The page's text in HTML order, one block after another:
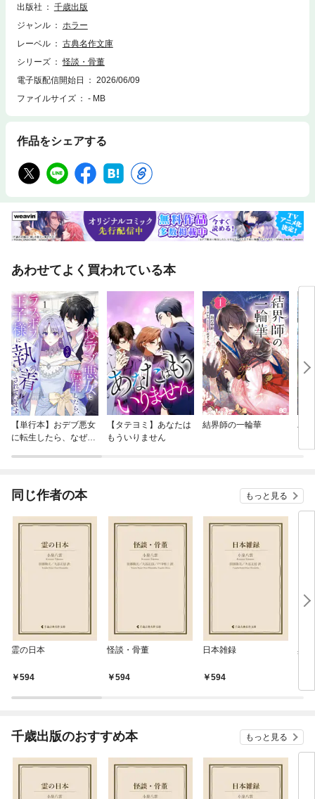
なし 十六日桜 安芸之助の夢 力ばか 日回り 蓬莱 虫の研究『骨
董』 幽霊滝の伝説 茶碗の中 常識 生霊 死霊 おかめのはなし 蠅
露の一滴 餓鬼 尋常の事 黙想 病理上の事 真夜中 草雲雀 夢を食
うもの
出版社
千歳出版
ジャンル
ホラー
レーベル
古典名作文庫
シリーズ
怪談・骨董
電子版配信開始日
2026/06/09
ファイルサイズ
- MB
作品をシェアする
あわせてよく買われている本
【単行本】おデブ悪女
に転生したら、なぜか
【タテヨミ】あなたは
もういりません
結界師の一輪華
バ
今
同じ作者の本 もっと見る
霊の日本
594
怪談・骨董
594
日本雑録
594
異
千歳出版のおすすめ本 もっと見る